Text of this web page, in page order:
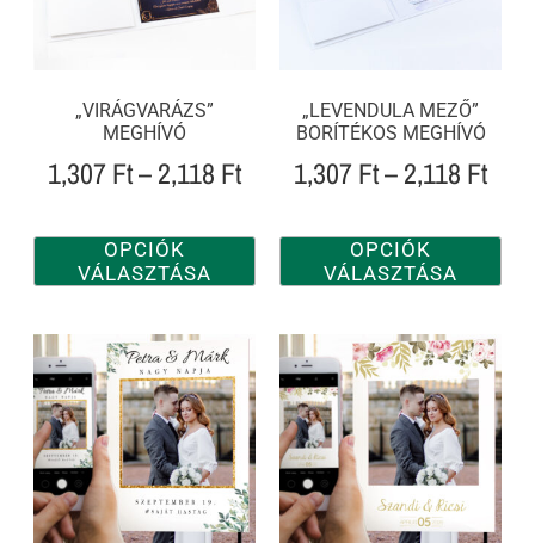
„VIRÁGVARÁZS”
MEGHÍVÓ
1,307Ft–2,118 Ft
OPCIÓK
VÁLASZTÁSA
„LEVENDULA MEZŐ”
BORÍTÉKOS MEGHÍVÓ
1,307Ft–2,118 Ft
OPCIÓK
VÁLASZTÁSA